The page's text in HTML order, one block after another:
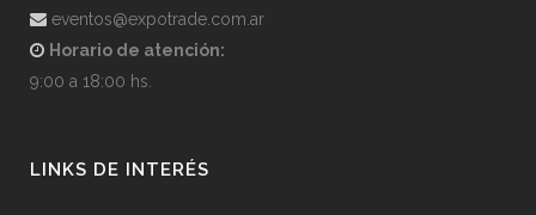
eventos@expotrade.com.ar
Horario de atención:
9:00 a 18:00 hs.
LINKS DE INTERÉS